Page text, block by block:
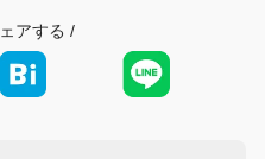
アする /